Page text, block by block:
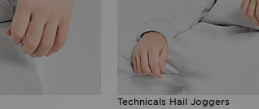
Technicals Hail Joggers